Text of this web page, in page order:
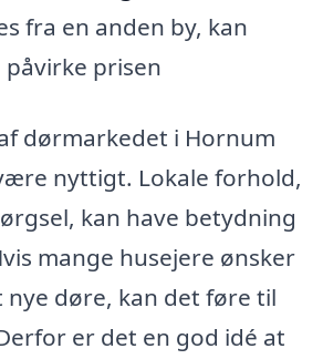
fra en anden by, kan
prisen
dørmarkedet i Hornum
nyttigt. Lokale forhold,
kan have betydning
mange husejere ønsker
døre, kan det føre til
er det en god idé at